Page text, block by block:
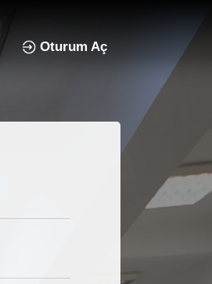
Oturum Aç